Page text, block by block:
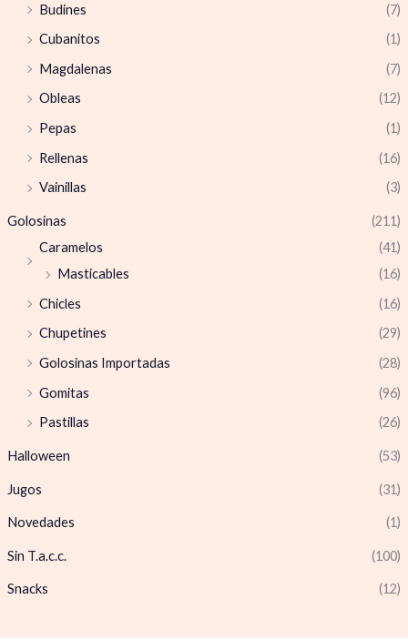
Budines
(7)
Cubanitos
(1)
Magdalenas
(7)
Obleas
(12)
Pepas
(1)
Rellenas
(16)
Vainillas
(3)
Golosinas
(211)
Caramelos
(41)
Masticables
(16)
Chicles
(16)
Chupetines
(29)
Golosinas Importadas
(28)
Gomitas
(96)
Pastillas
(26)
Halloween (53)
Jugos (31)
Novedades (1)
Sin T.a.c.c. (100)
Snacks (12)